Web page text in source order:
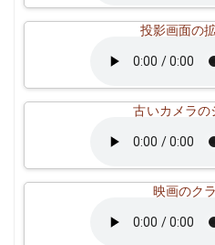
投影画面の
古いカメラの
映画のク